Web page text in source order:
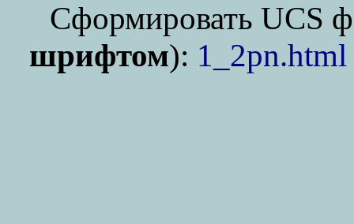
Cформировать UCS
шрифтом): 1_2pn.html